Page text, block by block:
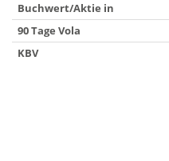
Buchwert/Aktie in
90 Tage Vola
KBV